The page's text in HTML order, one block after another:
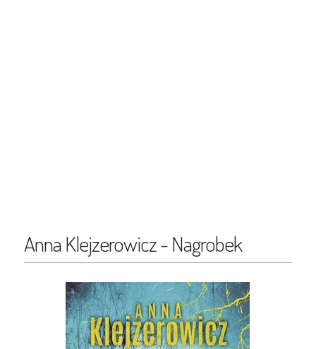
Anna Klejzerowicz - Nagrobek